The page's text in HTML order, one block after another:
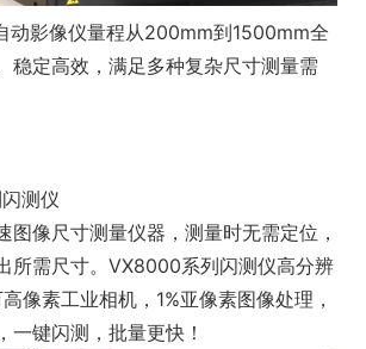
动影像仪量程从200mm到1500mm全
稳定高效，满足多种复杂尺寸测量需
测仪
图像尺寸测量仪器，测量时无需定位，
所需尺寸。VX8000系列闪测仪高分辨
像素工业相机，1%亚像素图像处理，
一键闪测，批量更快！